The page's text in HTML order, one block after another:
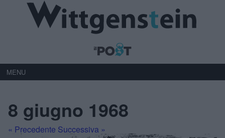
MENU
8 giugno 1968
« Precedente Successiva »